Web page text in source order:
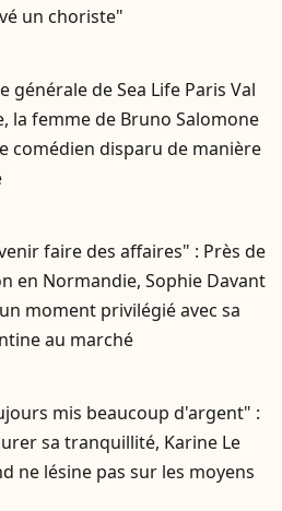
un choriste"
générale de Sea Life Paris Val
la femme de Bruno Salomone
comédien disparu de manière
faire des affaires" : Près de
en Normandie, Sophie Davant
moment privilégié avec sa
au marché
mis beaucoup d'argent" :
sa tranquillité, Karine Le
ne lésine pas sur les moyens